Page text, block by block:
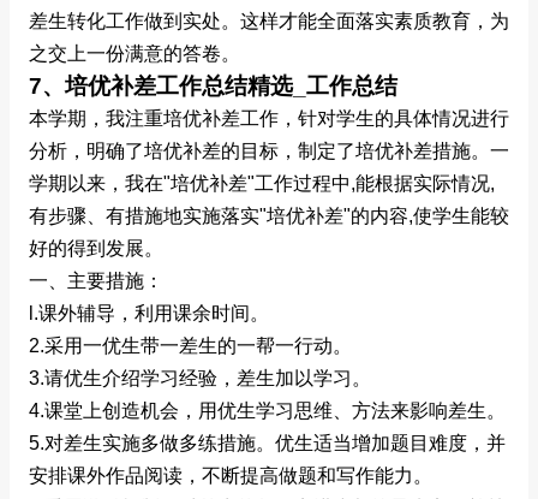
差生转化工作做到实处。这样才能全面落实素质教育，为
之交上一份满意的答卷。
7、培优补差工作总结精选_工作总结
本学期，我注重培优补差工作，针对学生的具体情况进行
分析，明确了培优补差的目标，制定了培优补差措施。一
学期以来，我在"培优补差"工作过程中,能根据实际情况,
有步骤、有措施地实施落实"培优补差"的内容,使学生能较
好的得到发展。
一、主要措施：
l.课外辅导，利用课余时间。
2.采用一优生带一差生的一帮一行动。
3.请优生介绍学习经验，差生加以学习。
4.课堂上创造机会，用优生学习思维、方法来影响差生。
5.对差生实施多做多练措施。优生适当增加题目难度，并
安排课外作品阅读，不断提高做题和写作能力。